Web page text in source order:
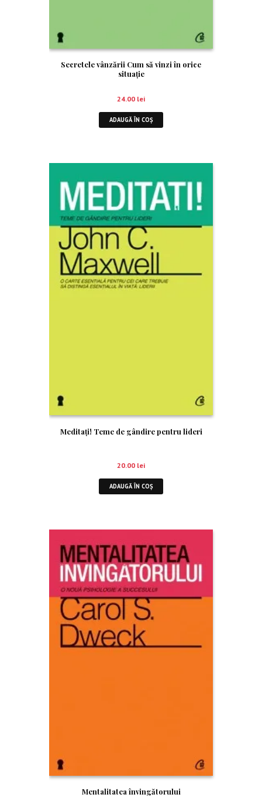
Secretele vânzării Cum să vinzi în orice
situaţie
24.00 lei
ADAUGĂ ÎN COȘ
Meditaţi! Teme de gândire pentru lideri
20.00 lei
ADAUGĂ ÎN COȘ
Mentalitatea învingătorului